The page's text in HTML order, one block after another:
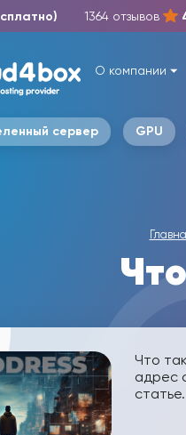
1364 отзывов
О компании
сервер GPU
Что
адрес
статье.